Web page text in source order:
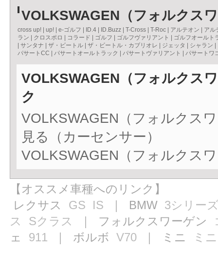
VOLKSWAGEN（フォルクス
cross up! up! e-ゴルフ ID.4 ID.Buzz T-Cross T-Roc アルテオン
アル
ラン
クロスポロ コラード ゴルフ ゴルフヴァリアント
ゴルフオールト
サンタナ ザ・ビートル ザ・ビートル・カブリオレ ジェッタ シャラン
パサートCC
パサートオールトラック パサートヴァリアント パサートワ
VOLKSWAGEN（フォルクス
ク
VOLKSWAGEN（フォルクス
見る（カーセンサー）
VOLKSWAGEN（フォルクス
【オススメ車種へのリンク】
レクサス GS IS ｜ BMW 3シリー
ス
Sクラス ｜ フォルクスワーゲン
ェ 911 ｜ ボルボ V70 ｜ ミニ ミニ